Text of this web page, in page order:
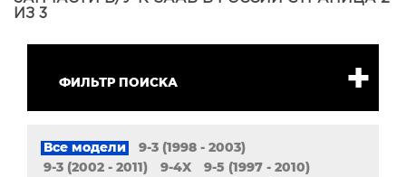
ИЗ 3
ФИЛЬТР ПОИСКА
Все модели
9-3 (1998 - 2003)
9-3 (2002 - 2011)
9-4X
9-5 (1997 - 2010)